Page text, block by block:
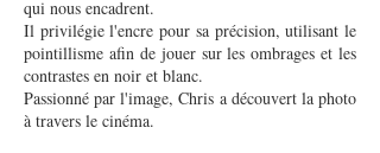
qui nous encadrent.
Il privilégie l'encre pour sa précision, utilisant le
pointillisme afin de jouer sur les ombrages et les
contrastes en noir et blanc.
Passionné par l'image, Chris a découvert la photo
à travers le cinéma.